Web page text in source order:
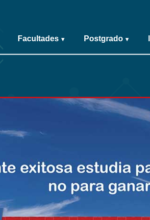
Facultades ▾ Postgrado ▾